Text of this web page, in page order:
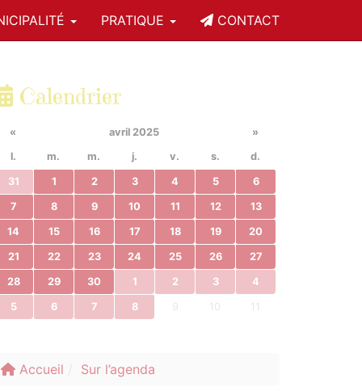
PRATIQUE CONTACT
Calendrier
« avril 2025
»
l.
m. m. j. v. s. d.
31 1 2 3 4 5 6
7 8 9 10 11 12 13
14 15 16 17 18 19 20
21 22 23 24 25 26 27
28 29 30 1 2 3 4
5 6 7 8 9 10 11
Accueil Sur l’agenda